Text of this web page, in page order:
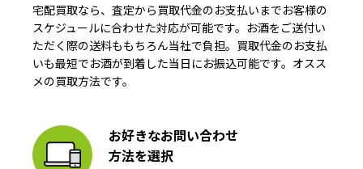
宅配買取なら、査定から買取代金のお支払いまでお客様の
スケジュールに合わせた対応が可能です。お酒をご送付い
ただく際の送料ももちろん当社で負担。買取代金のお支払
いも最短でお酒が到着した当日にお振込可能です。オスス
メの買取方法です。
お好きなお問い合わせ
方法を選択